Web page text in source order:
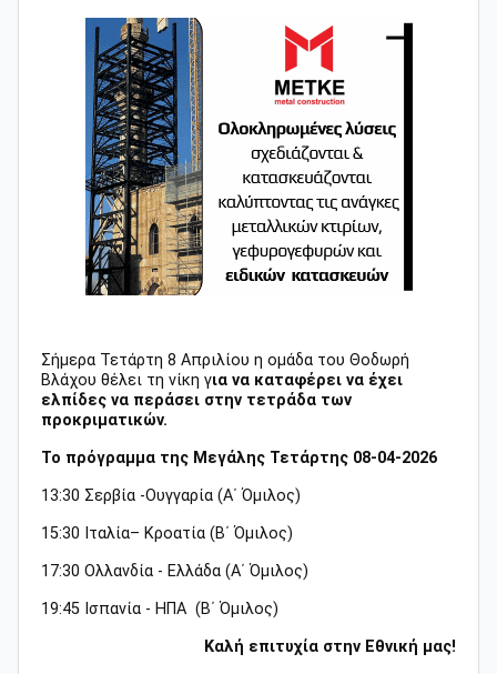
Σήμερα Τετάρτη 8 Απριλίου η ομάδα του Θοδωρή
Βλάχου θέλει τη νίκη για να καταφέρει να έχει
ελπίδες να περάσει στην τετράδα των
προκριματικών.
Το πρόγραμμα της Μεγάλης Τετάρτης 08-04-2026
13:30 Σερβία -Ουγγαρία (Α΄ Όμιλος)
15:30 Ιταλία– Κροατία (Β΄ Όμιλος)
17:30 Ολλανδία - Ελλάδα (Α΄ Όμιλος)
19:45 Ισπανία - ΗΠΑ (Β΄ Όμιλος)
Καλή επιτυχία στην Εθνική μας!